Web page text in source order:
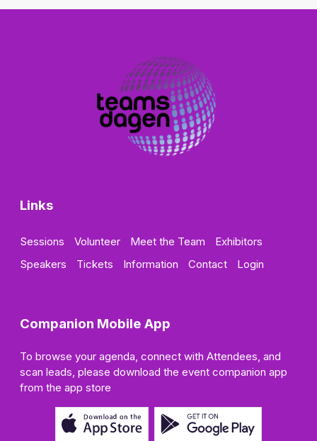
Links
Sessions Volunteer Meet the Team
Exhibitors
Speakers
Tickets Information Contact Login
Companion Mobile App
To browse your agenda, connect with Attendees, and
scan leads, please download the event companion app
from the app store